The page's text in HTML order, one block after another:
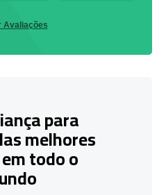
Avaliações
para
melhores
todo o